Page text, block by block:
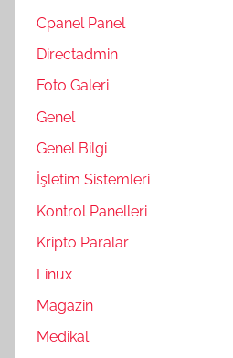
Cpanel Panel
Directadmin
Foto Galeri
Genel
Genel Bilgi
İşletim Sistemleri
Kontrol Panelleri
Kripto Paralar
Linux
Magazin
Medikal